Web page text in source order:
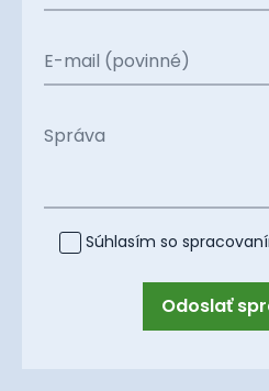
E-mail (povinné)
Správa
Súhlasím so
Odoslať